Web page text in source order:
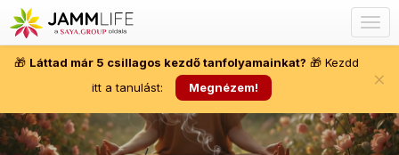
🎁 Láttad már 5 csillagos kezdő tanfolyamainkat? 🎁 Kezdd
itt a tanulást:
Megnézem! ×